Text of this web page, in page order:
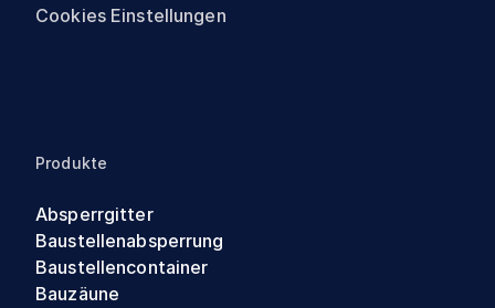
Cookies Einstellungen
Produkte
Absperrgitter
Baustellenabsperrung
Baustellencontainer
Bauzäune